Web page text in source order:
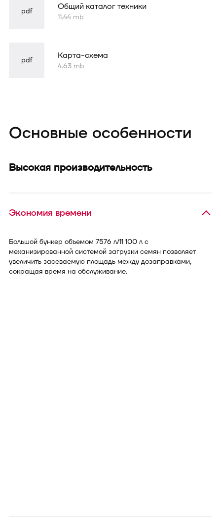
pdf Общий каталог техники
11.44 mb
pdf Карта-схема
4.63 mb
Основные особенности
Высокая производительность
Экономия времени
Большой бункер объемом 7576 л/11 100 л с
механизированной системой загрузки семян позволяет
увеличить засеваемую площадь между дозаправками,
сокращая время на обслуживание.